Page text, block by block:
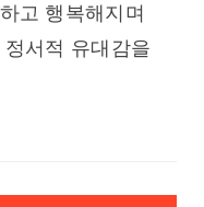
고 행복해지며
서적 유대감을